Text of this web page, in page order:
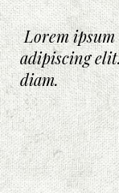
Lorem
adipiscing
diam.